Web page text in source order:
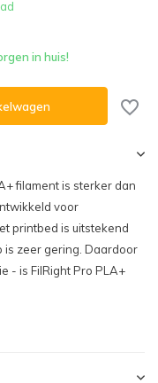
in huis!
filament is sterker dan
voor
printbed is uitstekend
is zeer gering. Daardoor
- is FilRight Pro PLA+